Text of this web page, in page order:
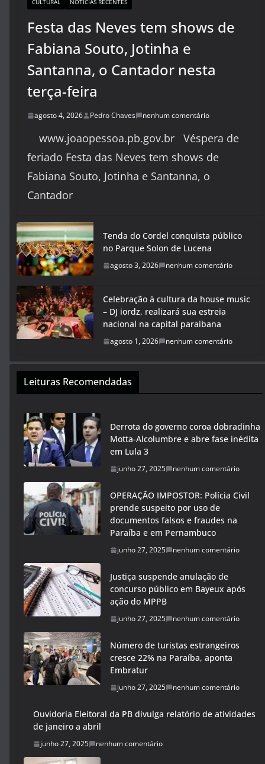
CULTURAL NOTÍCIAS RECENTES
Festa das Neves tem shows de
Fabiana Souto, Jotinha e
Santanna, o Cantador nesta
terça-feira
agosto 4, 2026 Pedro Chaves nenhum comentário
www.joaopessoa.pb.gov.br Véspera de
feriado Festa das Neves tem shows de
Fabiana Souto, Jotinha e Santanna, o
Cantador
Tenda do Cordel conquista público
no Parque Solon de Lucena
agosto 3, 2026 nenhum comentário
Celebração à cultura da house music
– DJ iordz, realizará sua estreia
nacional na capital paraibana
agosto 1, 2026 nenhum comentário
Leituras Recomendadas
Derrota do governo coroa dobradinha
Motta-Alcolumbre e abre fase inédita
em Lula 3
junho 27, 2025 nenhum comentário
OPERAÇÃO IMPOSTOR: Polícia Civil
prende suspeito por uso de
documentos falsos e fraudes na
Paraíba e em Pernambuco
junho 27, 2025 nenhum comentário
Justiça suspende anulação de
concurso público em Bayeux após
ação do MPPB
junho 27, 2025 nenhum comentário
Número de turistas estrangeiros
cresce 22% na Paraíba, aponta
Embratur
junho 27, 2025 nenhum comentário
Ouvidoria Eleitoral da PB divulga relatório de atividades
de janeiro a abril
junho 27, 2025 nenhum comentário